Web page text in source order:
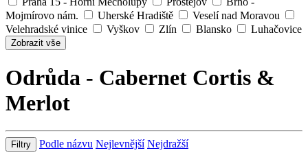
Mojmírovo nám.
Uherské Hradiště
Veselí nad Moravou
Velehradské vinice
Vyškov Zlín Blansko Luhačovice
Zobrazit vše
Odrůda - Cabernet Cortis &
Merlot
Filtry Podle názvu Nejlevnější Nejdražší